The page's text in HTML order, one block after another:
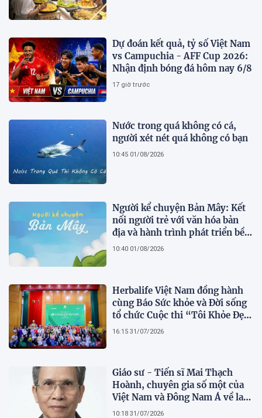
Dự đoán kết quả, tỷ số Việt Nam
vs Campuchia - AFF Cup 2026:
Nhận định bóng đá hôm nay 6/8
17 giờ trước
Nước trong quá không có cá,
người xét nét quá không có bạn
10:45 01/08/2026
Người kể chuyện Bản Mây: Kết
nối người trẻ với văn hóa bản
địa và hành trình phát triển bền
vững tại Tả Lèng
10:40 01/08/2026
Herbalife Việt Nam đồng hành
cùng Báo Sức khỏe và Đời sống
tổ chức Cuộc thi “Tôi Khỏe Đẹp
Hơn” lần thứ 5 để khuyến khích
16:15 31/07/2026
Giáo sư - Tiến sĩ Mai Thạch
Hoành, chuyên gia số một của
Việt Nam và Đông Nam Á về lai
tạo giống khoai lang hữu tính
10:18 31/07/2026